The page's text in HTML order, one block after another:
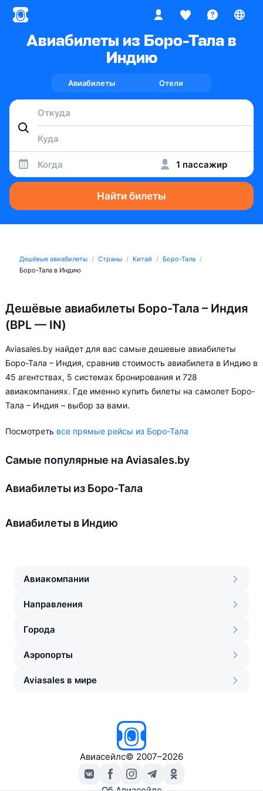
Авиабилеты из Боро-Тала в
Индию
Авиабилеты Отели
Когда 1 пассажир
Найти билеты
Дешёвые авиабилеты Страны Китай
Боро-Тала
Боро-Тала в Индию
Дешёвые авиабилеты Боро-Тала – Индия
(BPL — IN)
Aviasales.by найдет для вас самые дешевые авиабилеты
Боро-Тала – Индия, сравнив стоимость авиабилета в Индию в
45 агентствах, 5 системах бронирования и 728
авиакомпаниях. Где именно купить билеты на самолет Боро-
Тала – Индия – выбор за вами.
Посмотреть все прямые рейсы из Боро-Тала
Самые популярные на Aviasales.by
Авиабилеты из Боро-Тала
Авиабилеты в Индию
Авиакомпании
Направления
Города
Аэропорты
Aviasales в мире
Авиасейлс© 2007–2026